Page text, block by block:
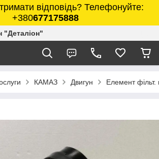
відповідь? Телефонуйте:
+380677175888
"Деталіон"
КАМАЗ Двигун Елемент